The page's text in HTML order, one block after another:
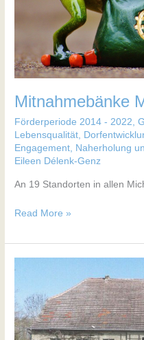
Mitnahmebänke
Förderperiode 2014 - 2022,
Lebensqualität,
Engagement, Naherholung
Eileen Délenk-Genz
An 19 Standorten in allen
Read More »
Jeserig